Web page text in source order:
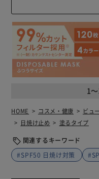
1
HOME コスメ・健康 ビュ
日焼け止め
塗るタイプ
関連するキーワード
#SPF50 日焼け対策